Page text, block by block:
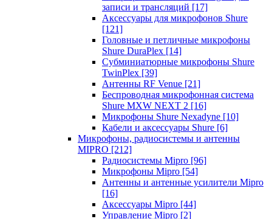
записи и трансляций [17]
Аксессуары для микрофонов Shure
[121]
Головные и петличные микрофоны
Shure DuraPlex [14]
Субминиатюрные микрофоны Shure
TwinPlex [39]
Антенны RF Venue [21]
Беспроводная микрофонная система
Shure MXW NEXT 2 [16]
Микрофоны Shure Nexadyne [10]
Кабели и аксессуары Shure [6]
Микрофоны, радиосистемы и антенны
MIPRO [212]
Радиосистемы Mipro [96]
Микрофоны Mipro [54]
Антенны и антенные усилители Mipro
[16]
Аксессуары Mipro [44]
Управление Mipro [2]